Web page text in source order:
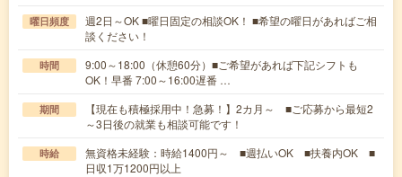
曜日頻度
週2日～OK ■曜日固定の相談OK！ ■希望の曜日があればご相
談ください！
時間
9:00～18:00（休憩60分）■ご希望があれば下記シフトも
OK！早番 7:00～16:00遅番 …
期間
【現在も積極採用中！急募！】2カ月～ ■ご応募から最短2
～3日後の就業も相談可能です！
時給
無資格未経験：時給1400円～ ■週払いOK ■扶養内OK ■
日収1万1200円以上